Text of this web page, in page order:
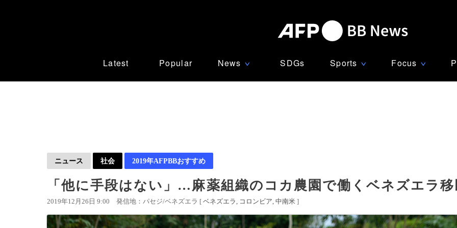
Latest Popular News ∨ SDGs Sports ∨ Focus ∨
ニュース 社会 2019年AFPBBおすすめ
「他に手段はない」…麻薬組織のコカ農園で働くベネズエラ
2019年12月26日 9:00 発信地：パセジ/ベネズエラ [ ベネズエラ コロンビア 中南米 ]